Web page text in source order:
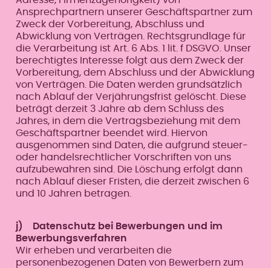
Ansprechpartnern unserer Geschäftspartner zum
Zweck der Vorbereitung, Abschluss und
Abwicklung von Verträgen. Rechtsgrundlage für
die Verarbeitung ist Art. 6 Abs. 1 lit. f DSGVO. Unser
berechtigtes Interesse folgt aus dem Zweck der
Vorbereitung, dem Abschluss und der Abwicklung
von Verträgen. Die Daten werden grundsätzlich
nach Ablauf der Verjährungsfrist gelöscht. Diese
beträgt derzeit 3 Jahre ab dem Schluss des
Jahres, in dem die Vertragsbeziehung mit dem
Geschäftspartner beendet wird. Hiervon
ausgenommen sind Daten, die aufgrund steuer-
oder handelsrechtlicher Vorschriften von uns
aufzubewahren sind. Die Löschung erfolgt dann
nach Ablauf dieser Fristen, die derzeit zwischen 6
und 10 Jahren betragen.
j) Datenschutz bei Bewerbungen und im
Bewerbungsverfahren
Wir erheben und verarbeiten die
personenbezogenen Daten von Bewerbern zum